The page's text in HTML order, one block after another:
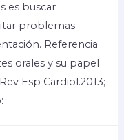
es buscar
problemas
Referencia
orales y su papel
Esp Cardiol.2013;